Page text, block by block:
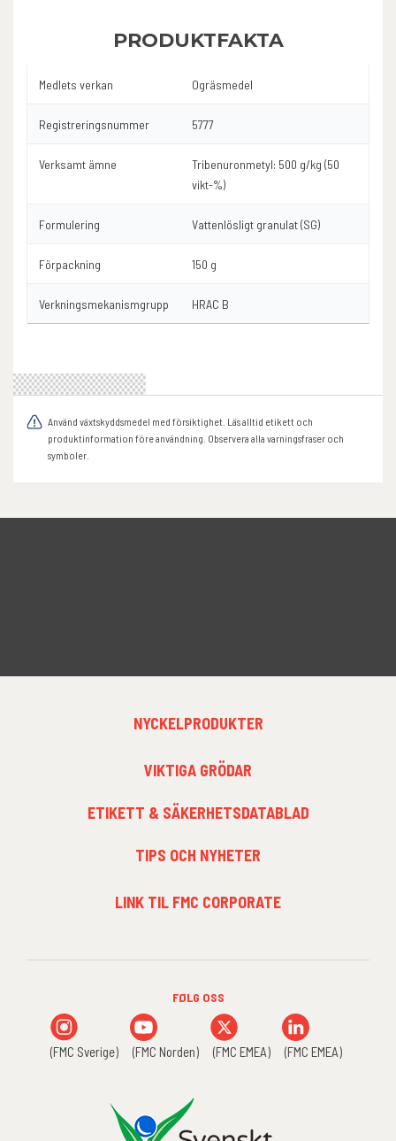
PRODUKTFAKTA
Medlets verkan Ogräsmedel
Registreringsnummer 5777
Verksamt ämne
Tribenuronmetyl: 500 g/kg (50
vikt-%)
Formulering Vattenlösligt granulat (SG)
Förpackning 150 g
Verkningsmekanismgrupp HRAC B
Använd växtskyddsmedel med försiktighet. Läs alltid etikett och
produktinformation före användning. Observera alla varningsfraser och
symboler.
NYCKELPRODUKTER
VIKTIGA GRÖDAR
ETIKETT & SÄKERHETSDATABLAD
TIPS OCH NYHETER
LINK TIL FMC CORPORATE
FØLG OSS
(FMC Sverige) (FMC Norden) (FMC EMEA) (FMC EMEA)